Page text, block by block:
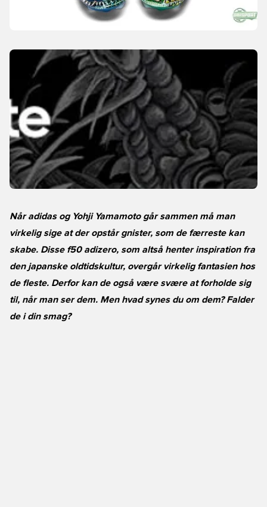
Når adidas og Yohji Yamamoto går sammen må man
virkelig sige at der opstår gnister, som de færreste kan
skabe. Disse f50 adizero, som altså henter inspiration fra
den japanske oldtidskultur, overgår virkelig fantasien hos
de fleste. Derfor kan de også være svære at forholde sig
til, når man ser dem. Men hvad synes du om dem? Falder
de i din smag?